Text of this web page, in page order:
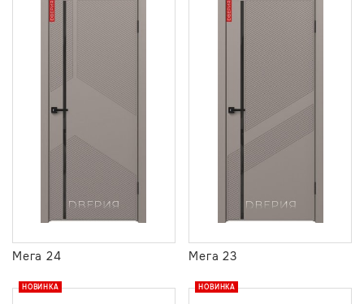
Мега 24 Мега 23
НОВИНКА НОВИНКА